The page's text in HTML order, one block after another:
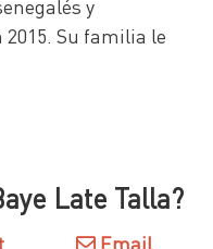
y
Su familia le
Late Talla?
Email